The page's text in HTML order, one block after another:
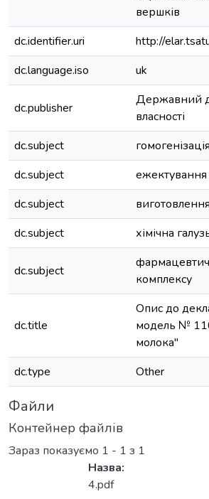
вершків
dc.identifier.uri
http://
dc.language.iso
uk
dc.publisher
Державний
власності
dc.subject
dc.subject
dc.subject
dc.subject
хімічна
dc.subject
комплексу
dc.title
Опис до
модель №
молока"
dc.type
Other
Файли
Контейнер файлів
Зараз показуємо 1 - 1 з 1
Назва:
4.pdf